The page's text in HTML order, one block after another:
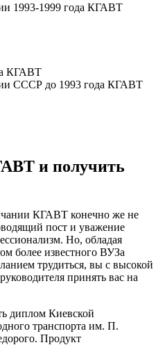
1993-1999 года КГАВТ
СССР до 1993 года КГАВТ
и получить
КГАВТ конечно же не
пост и уважение
Но, обладая
более известного ВУЗа
трудиться, вы с высокой
принять вас на
диплом Киевской
транспорта им. П.
Продукт